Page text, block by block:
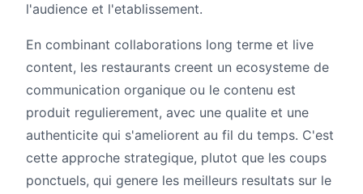
l'audience et l'etablissement.
En combinant collaborations long terme et live
content, les restaurants creent un ecosysteme de
communication organique ou le contenu est
produit regulierement, avec une qualite et une
authenticite qui s'ameliorent au fil du temps. C'est
cette approche strategique, plutot que les coups
ponctuels, qui genere les meilleurs resultats sur le